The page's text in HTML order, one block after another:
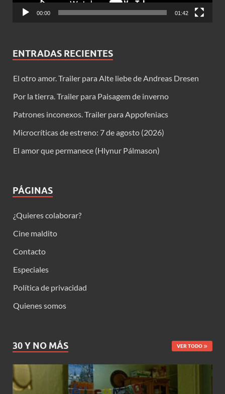
00:00 01:42
ENTRADAS RECIENTES
El otro amor. Trailer para Alte liebe de Andreas Dresen
Por la tierra. Trailer para Paisagem de inverno
Patrones inconexos. Trailer para Appofeniacs
Microcríticas de estreno: 7 de agosto (2026)
El amor que permanece (Hlynur Pálmason)
PÁGINAS
¿Quieres colaborar?
Cine maldito
Contacto
Especiales
Política de privacidad
Quienes somos
30 Y NO MÁS VER TODO